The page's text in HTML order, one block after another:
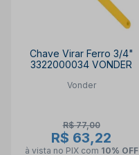
Chave Virar Ferro 3/4"
3322000034 VONDER
Vonder
R$ 77,00
R$ 63,22
à vista no PIX com 10% OFF